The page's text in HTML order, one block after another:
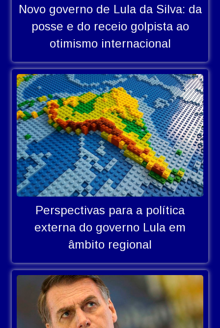
Novo governo de Lula da Silva: da
posse e do receio golpista ao
otimismo internacional
Perspectivas para a política
externa do governo Lula em
âmbito regional